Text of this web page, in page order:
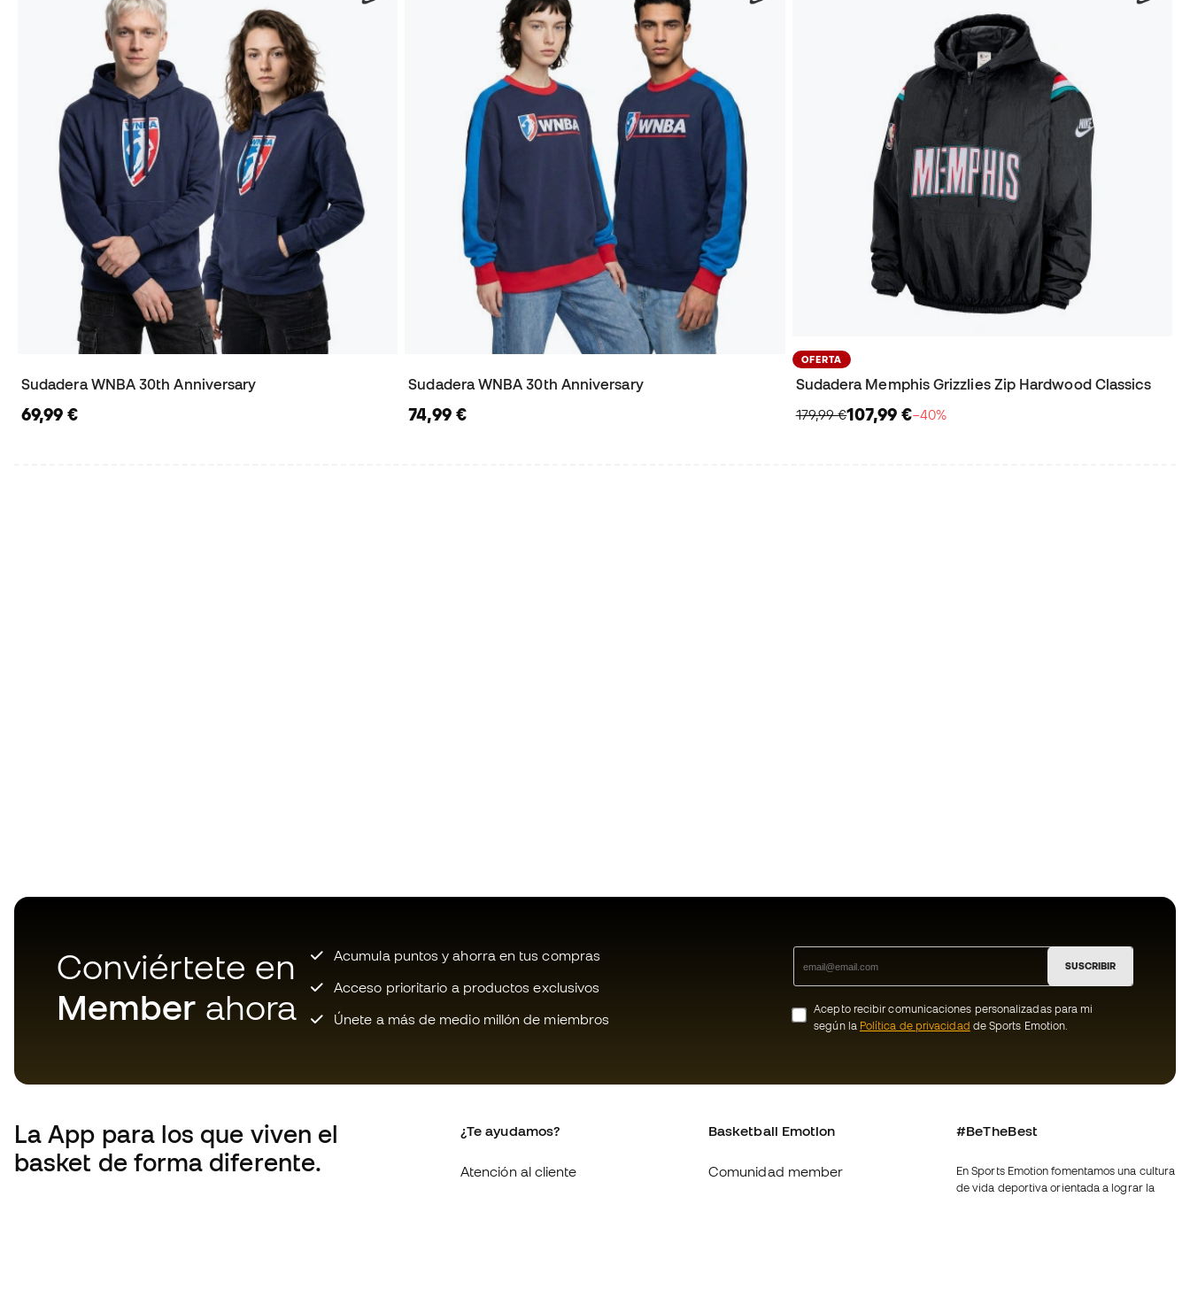
Sudadera WNBA 30th Anniversary
69,99 €
Sudadera WNBA 30th Anniversary
74,99 €
OFERTA
Sudadera Memphis Grizzlies Zip Hardwood Classics
179,99 €107,99 €−40%
Conviértete en
Member ahora
Acumula puntos y ahorra en tus compras
Acceso prioritario a productos exclusivos
Únete a más de medio millón de miembros
SUSCRIBIR
Acepto recibir comunicaciones personalizadas para mi
según la Política de privacidad de Sports Emotion.
La App para los que viven el
basket de forma diferente.
¿Te ayudamos?
Atención al cliente
Basketball Emotion
Comunidad member
#BeTheBest
En Sports Emotion fomentamos una cultura
de vida deportiva orientada a lograr la